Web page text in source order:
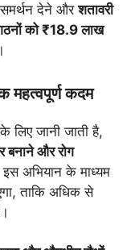
समर्थन देने औरशतावरी
को ₹18.9 लाख
महत्वपूर्ण कदम
लिए जानी जाती है,
बनाने और रोग
अभियान के माध्यम
ताकि अधिक से